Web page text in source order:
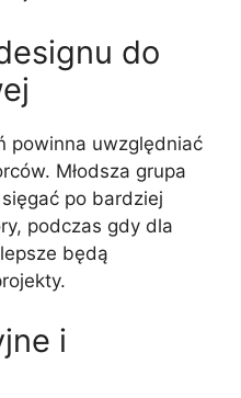
do
powinna uwzględniać
Młodsza grupa
po bardziej
podczas gdy dla
będą
i